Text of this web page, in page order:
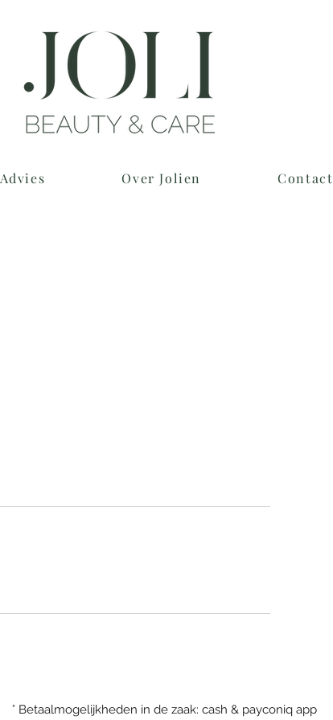
Advies Over Jolien Contact
° Betaalmogelijkheden in de zaak: cash & payconiq app